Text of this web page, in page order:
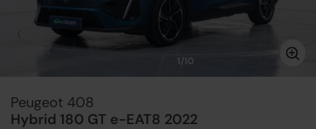
1/10
Peugeot 408
Hybrid 180 GT e-EAT8 2022